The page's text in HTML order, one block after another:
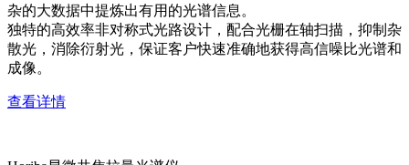
杂的大数据中提炼出有用的光谱信息。
独特的高效率非对称式光路设计，配合光栅在轴扫描，抑制杂
散光，消除衍射光，保证客户快速准确地获得高信噪比光谱和
成像。
查看详情